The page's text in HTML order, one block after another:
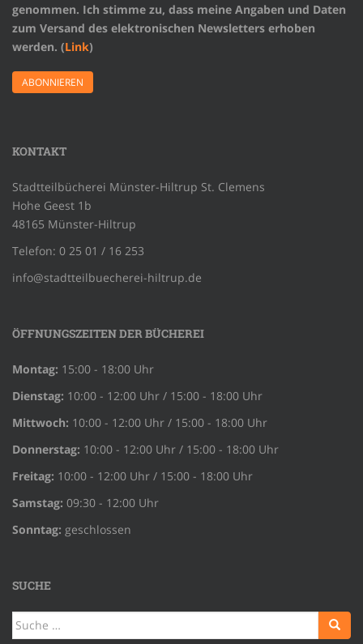
genommen. Ich stimme zu, dass meine Angaben und Daten
zum Versand des elektronischen Newsletters erhoben
werden. (Link)
KONTAKT
Stadtteilbücherei Münster-Hiltrup St. Clemens
Hohe Geest 1b
48165 Münster-Hiltrup
Telefon: 0 25 01 / 16 253
info@stadtteilbuecherei-hiltrup.de
ÖFFNUNGSZEITEN DER BÜCHEREI
Montag: 15:00 - 18:00 Uhr
Dienstag: 10:00 - 12:00 Uhr / 15:00 - 18:00 Uhr
Mittwoch: 10:00 - 12:00 Uhr / 15:00 - 18:00 Uhr
Donnerstag: 10:00 - 12:00 Uhr / 15:00 - 18:00 Uhr
Freitag: 10:00 - 12:00 Uhr / 15:00 - 18:00 Uhr
Samstag: 09:30 - 12:00 Uhr
Sonntag: geschlossen
SUCHE
Suche
nach: